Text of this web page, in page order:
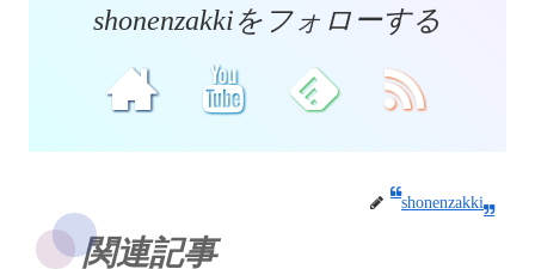
shonenzakkiをフォローする
shonenzakki
関連記事